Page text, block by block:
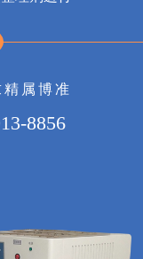
属博准
8856